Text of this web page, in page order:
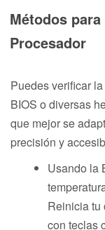
Métodos
Procesador
Puedes verificar
BIOS o diversas
que mejor se
precisión y
Usando la
Reinicia tu
con teclas